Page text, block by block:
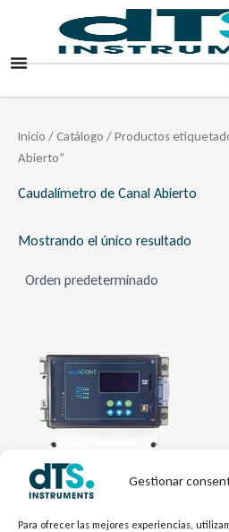
Gestionar
Para ofrecer las mejores experiencias,
contenido
Inicio /Catálogo / Productos
Abierto”
Caudalímetro de Canal Abierto
Mostrando el único resultado
Caudal - dTSFlow